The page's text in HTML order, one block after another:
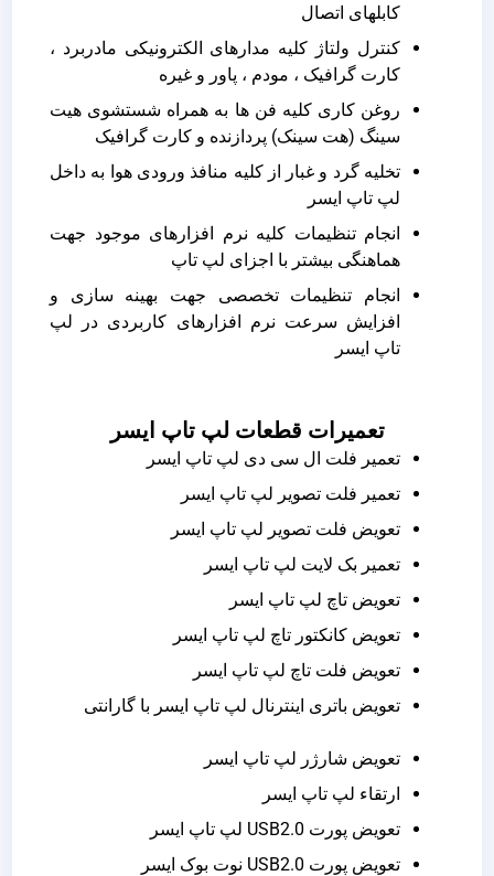
کابلهای اتصال
کنترل ولتاژ کلیه مدارهای الکترونیکی مادربرد ،
کارت گرافیک ، مودم ، پاور و غیره
روغن کاری کلیه فن ها به همراه شستشوی هیت
سینگ (هت سینک) پردازنده و کارت گرافیک
تخلیه گرد و غبار از کلیه منافذ ورودی هوا به داخل
لپ تاپ ایسر
انجام تنظیمات کلیه نرم افزارهای موجود جهت
هماهنگی بیشتر با اجزای لپ تاپ
انجام تنظیمات تخصصی جهت بهینه سازی و
افزایش سرعت نرم افزارهای کاربردی در لپ
تاپ ایسر
تعمیرات قطعات لپ تاپ ایسر
تعمیر فلت ال سی دی لپ تاپ ایسر
تعمیر فلت تصویر لپ تاپ ایسر
تعویض فلت تصویر لپ تاپ ایسر
تعمیر بک لایت لپ تاپ ایسر
تعویض تاچ لپ تاپ ایسر
تعویض کانکتور تاچ لپ تاپ ایسر
تعویض فلت تاچ لپ تاپ ایسر
تعویض باتری اینترنال لپ تاپ ایسر با گارانتی
تعویض شارژر لپ تاپ ایسر
ارتقاء لپ تاپ ایسر
تعویض پورت USB2.0 لپ تاپ ایسر
تعویض پورت USB2.0 نوت بوک ایسر